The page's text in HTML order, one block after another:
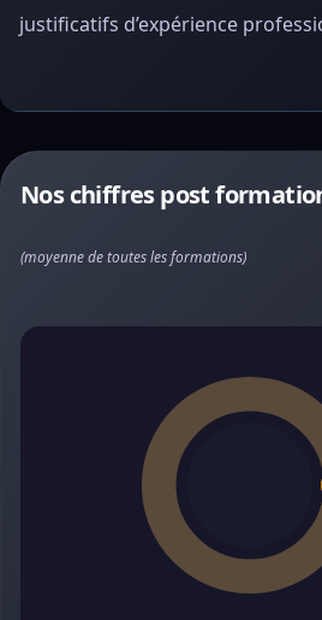
justificatifs d’expérience
Nos chiffres post
(moyenne de toutes les formations)